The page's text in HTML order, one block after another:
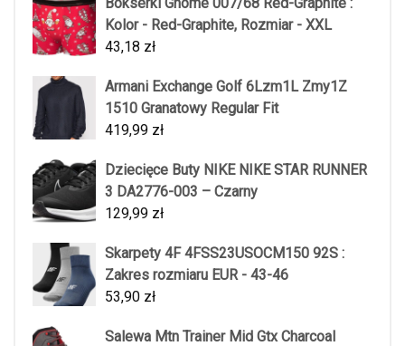
Kolor - Red-Graphite, Rozmiar - XXL
43,18 zł
Armani Exchange Golf 6Lzm1L Zmy1Z
1510 Granatowy Regular Fit
419,99 zł
Dziecięce Buty NIKE NIKE STAR RUNNER
3 DA2776-003 – Czarny
129,99 zł
Skarpety 4F 4FSS23USOCM150 92S :
Zakres rozmiaru EUR - 43-46
53,90 zł
Salewa Mtn Trainer Mid Gtx Charcoal